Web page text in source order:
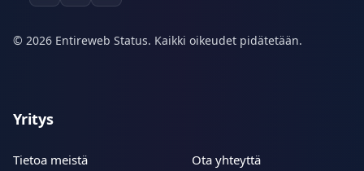
© 2026 Entireweb Status. Kaikki oikeudet pidätetään.
Yritys
Tietoa meistä Ota yhteyttä